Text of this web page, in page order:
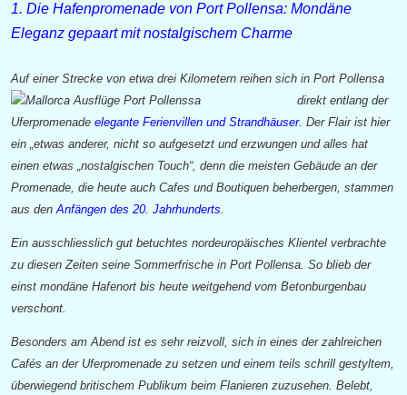
1. Die Hafenpromenade von Port Pollensa: Mondäne
Eleganz gepaart mit nostalgischem Charme
Auf einer Strecke von etwa drei Kilometern reihen sich in Port Pollensa
direkt entlang der
Uferpromenade elegante Ferienvillen und Strandhäuser. Der Flair ist hier
ein „etwas anderer, nicht so aufgesetzt und erzwungen und alles hat
einen etwas „nostalgischen Touch“, denn die meisten Gebäude an der
Promenade, die heute auch Cafes und Boutiquen beherbergen, stammen
aus denAnfängen des 20. Jahrhunderts.
Ein ausschliesslich gut betuchtes nordeuropäisches Klientel verbrachte
zu diesen Zeiten seine Sommerfrische in Port Pollensa. So blieb der
einst mondäne Hafenort bis heute weitgehend vom Betonburgenbau
verschont.
Besonders am Abend ist es sehr reizvoll, sich in eines der zahlreichen
Cafés an der Uferpromenade zu setzen und einem teils schrill gestyltem,
überwiegend britischem Publikum beim Flanieren zuzusehen. Belebt,